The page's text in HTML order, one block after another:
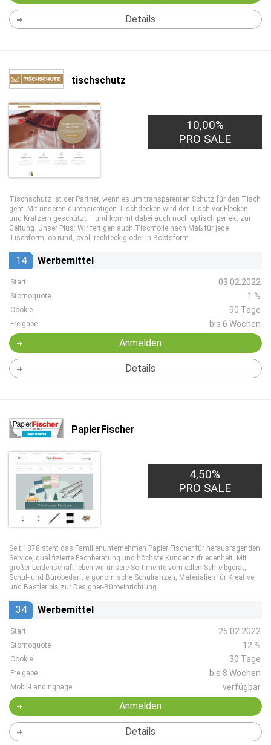
Details
tischschutz
10,00%
PRO SALE
Tischschutz ist der Partner, wenn es um transparenten Schutz für den Tisch
geht. Mit unseren durchsichtigen Tischdecken wird der Tisch vor Flecken
und Kratzern geschützt – und kommt dabei auch noch optisch perfekt zur
Geltung. Unser Plus: Wir fertigen auch Tischfolie nach Maß für jede
Tischform, ob rund, oval, rechteckig oder in Bootsform.
14 Werbemittel
Start 03.02.2022
Stornoquote 1 %
Cookie 90 Tage
Freigabe bis 6 Wochen
Anmelden
Details
PapierFischer
4,50%
PRO SALE
Seit 1878 steht das Familienunternehmen Papier Fischer für herausragenden
Service, qualifizierte Fachberatung und höchste Kundenzufriedenheit. Mit
großer Leidenschaft leben wir unsere Sortimente vom edlen Schreibgerät,
Schul- und Bürobedarf, ergonomische Schulranzen, Materialien für Kreative
und Bastler bis zur Designer-Büroeinrichtung.
34 Werbemittel
Start 25.02.2022
Stornoquote 12 %
Cookie 30 Tage
Freigabe bis 8 Wochen
Mobil-Landingpage verfügbar
Anmelden
Details